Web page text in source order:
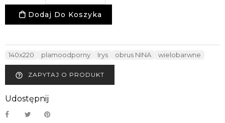
Dodaj Do Koszyka
140x220 plamoodporny Irys obrus NINA wielobarwne
help_outline ZAPYTAJ O PRODUKT
Udostępnij